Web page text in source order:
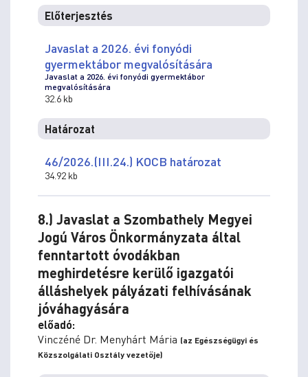
Előterjesztés
Javaslat a 2026. évi fonyódi
gyermektábor megvalósítására
Javaslat a 2026. évi fonyódi gyermektábor
megvalósítására
32.6 kb
Határozat
46/2026.(III.24.) KOCB határozat
34.92 kb
8.) Javaslat a Szombathely Megyei
Jogú Város Önkormányzata által
fenntartott óvodákban
meghirdetésre kerülő igazgatói
álláshelyek pályázati felhívásának
jóváhagyására
előadó:
Vinczéné Dr. Menyhárt Mária (az Egészségügyi és
Közszolgálati Osztály vezetője)